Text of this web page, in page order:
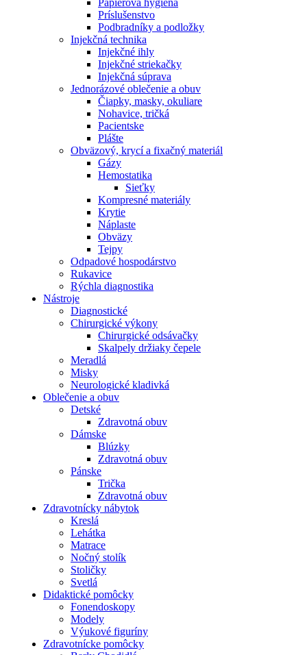
Papierová hygiena
Príslušenstvo
Podbradníky a podložky
Injekčná technika
Injekčné ihly
Injekčné striekačky
Injekčná súprava
Jednorázové oblečenie a obuv
Čiapky, masky, okuliare
Nohavice, tričká
Pacientske
Plášte
Obväzový, krycí a fixačný materiál
Gázy
Hemostatika
Sieťky
Kompresné materiály
Krytie
Náplaste
Obväzy
Tejpy
Odpadové hospodárstvo
Rukavice
Rýchla diagnostika
Nástroje
Diagnostické
Chirurgické výkony
Chirurgické odsávačky
Skalpely držiaky čepele
Meradlá
Misky
Neurologické kladivká
Oblečenie a obuv
Detské
Zdravotná obuv
Dámske
Blúzky
Zdravotná obuv
Pánske
Trička
Zdravotná obuv
Zdravotnícky nábytok
Kreslá
Lehátka
Matrace
Nočný stolík
Stoličky
Svetlá
Didaktické pomôcky
Fonendoskopy
Modely
Výukové figuríny
Zdravotnícke pomôcky